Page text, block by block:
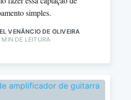
simples.
VENÂNCIO DE OLIVEIRA
MIN DE LEITURA